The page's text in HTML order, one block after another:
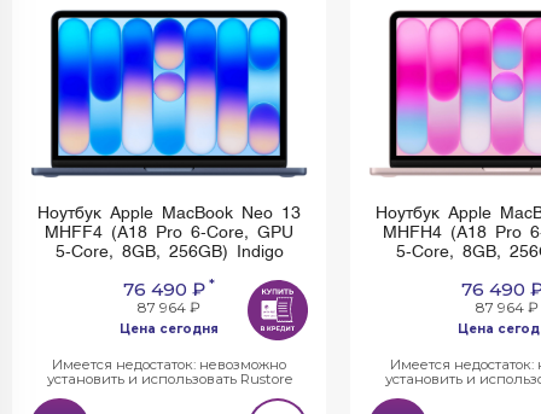
Ноутбук Apple MacBook Neo 13
MHFF4 (A18 Pro 6-Core, GPU
5-Core, 8GB, 256GB) Indigo
76 490 ₽ *
87 964 ₽
Цена сегодня
Имеется недостаток: невозможно
установить и использовать Rustore
Ноутбук Apple
MHFH4 (A18 Pro
5-Core, 8GB,
76 490
87 964 ₽
Цена
Имеется
установить и